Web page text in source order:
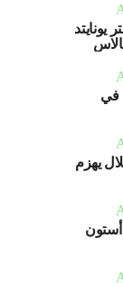
في
يهزم
أستون